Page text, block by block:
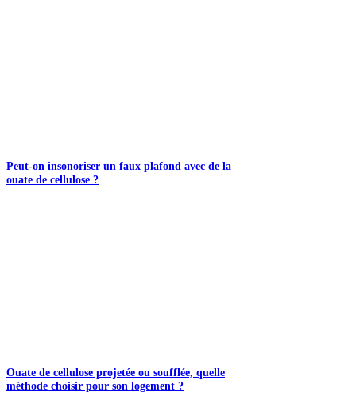
Peut-on insonoriser un faux plafond avec de la
ouate de cellulose ?
Ouate de cellulose projetée ou soufflée, quelle
méthode choisir pour son logement ?